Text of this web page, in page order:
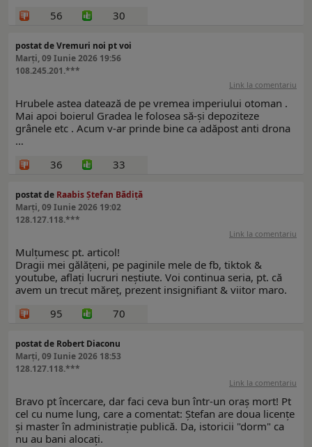
56
30
postat de Vremuri noi pt voi
Marți, 09 Iunie 2026 19:56
108.245.201.***
Link la comentariu
Hrubele astea datează de pe vremea imperiului otoman .
Mai apoi boierul Gradea le folosea să-și depoziteze
grânele etc . Acum v-ar prinde bine ca adăpost anti drona
…
36
33
postat de Raabis Ștefan Bădiță
Marți, 09 Iunie 2026 19:02
128.127.118.***
Link la comentariu
Mulțumesc pt. articol!
Dragii mei gălățeni, pe paginile mele de fb, tiktok &
youtube, aflați lucruri neștiute. Voi continua seria, pt. că
avem un trecut măreț, prezent insignifiant & viitor maro.
95
70
postat de Robert Diaconu
Marți, 09 Iunie 2026 18:53
128.127.118.***
Link la comentariu
Bravo pt încercare, dar faci ceva bun într-un oraș mort! Pt
cel cu nume lung, care a comentat: Ștefan are doua licențe
și master în administrație publică. Da, istoricii "dorm" ca
nu au bani alocați.